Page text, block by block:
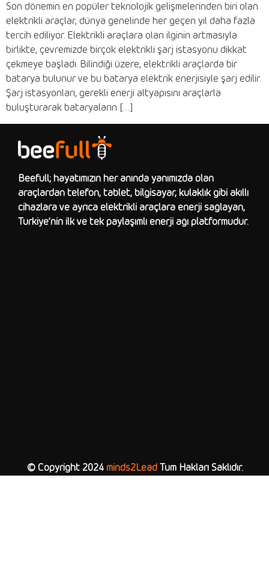
Son dönemin en popüler teknolojik gelişmelerinden biri olan
elektrikli araçlar, dünya genelinde her geçen yıl daha fazla
tercih ediliyor. Elektrikli araçlara olan ilginin artmasıyla
birlikte, çevremizde birçok elektrikli şarj istasyonu dikkat
çekmeye başladı. Bilindiği üzere, elektrikli araçlarda bir
batarya bulunur ve bu batarya elektrik enerjisiyle şarj edilir.
Şarj istasyonları, gerekli enerji altyapısını araçlarla
buluşturarak bataryaların […]
Beefull; hayatımızın her anında yanımızda olan
araçlardan telefon, tablet, bilgisayar, kulaklık gibi akıllı
cihazlara ve ayrıca elektrikli araçlara enerji sağlayan,
Türkiye’nin ilk ve tek paylaşımlı enerji ağı platformudur.
© Copyright 2024 minds2LeadTüm Hakları Saklıdır.